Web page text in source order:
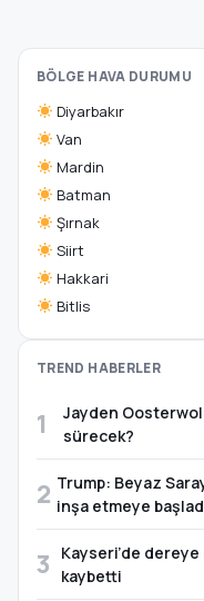
BÖLGE HAVA DURUMU
Diyarbakır
Van
Mardin
Batman
Şırnak
Siirt
Hakkari
Bitlis
TREND HABERLER
1
Jayden
sürecek?
2 Trump: Beyaz
inşa etmeye
3
Kayseri’de dereye
kaybetti